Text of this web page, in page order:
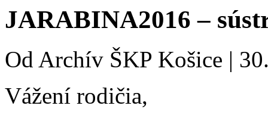
JARABINA2016 –
Od Archív ŠKP Košice |
Vážení rodičia,